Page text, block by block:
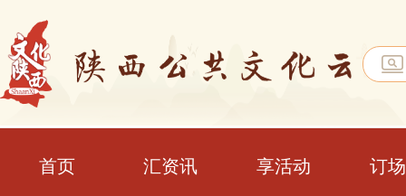
首页 汇资讯 享活动 订